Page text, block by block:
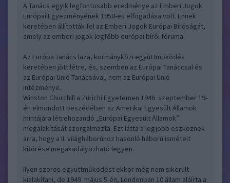
A Tanács egyik legfontosabb eredménye az Emberi Jogok
Európai Egyezményének 1950-es elfogadása volt. Ennek
keretében állították fel az Emberi Jogok Európai Bíróságát,
amely az emberi jogok legfőbb európai bírói fóruma.
Az Európa Tanács laza, kormányközi együttműködés
keretében jött létre, és, szemben az Európai Tanáccsal és
az Európai Unió Tanácsával, nem az Európai Unió
intézménye.
Winston Churchill a Zürichi Egyetemen 1946. szeptember 19-
én elmondott beszédében az Amerikai Egyesült Államok
mintájára létrehozandó „Európai Egyesült Államok”
megalakítását szorgalmazta. Ezt látta a legjobb eszköznek
arra, hogy a II. világháborúhoz hasonló háború ismételt
kitörése megakadályozható legyen.
Ilyen szoros együttműködést ekkor még nem sikerült
kialakítani, de 1949. május 5-én, Londonban 10 állam aláírta a